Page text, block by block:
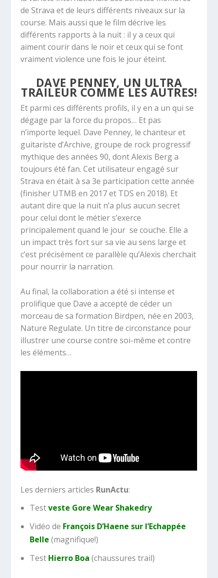
de Strava et de leurs différents niveaux sur la
course. Mais aussi que le film décrive les
différents rapports à la nuit : il y a ceux qui
aiment courir dans le noir et ceux qui se font
vraiment violence une fois le jour éteint.
DAVE PENNEY, UN ULTRA
TRAILEUR COMME LES AUTRES!
Et parmi ces différents profils, il y en a un qui se
dégage par la force du propos… Et pas
n’importe lequel. Dave Penney, le chanteur et
guitariste d’Archive, groupe de rock progressif
mythique des années 90, dont Alexis Berg a
toujours été fan. Cet utilisateur engagé sur
Strava en était à sa 3e participation cette année
(finisher UTMB en 2017 et TDS en 2018). Et
autant dire que la nuit n’a plus aucun secret
pour celui dont le métier s’exerce
principalement quand le jour se couche. Elle a
un impact très fort sur sa vie au sens large et
c’est précisément ce parallèle qu’Alexis cherchait
pour nourrir la narration.
Au final, la collaboration a été si intense et
prolifique que Dave a accepté de céder un
morceau de sa formation Birdpen, née en 2003,
Nature Regulate. Un titre de circonstance pour
illustrer une course contre soi-même et contre
les éléments…
Les derniers articles RunActu:
Testveste Gore Wear Shakedry
Vidéo de François D’Haene sur l’Echappée
Belle (magnifique!)
Test Hierro Boa (chaussures trail)